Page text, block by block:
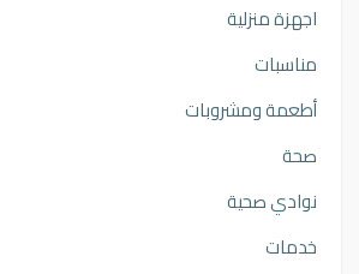
اجهزة منزلية
مناسبات
أطعمة ومشروبات
صحة
نوادي صحية
خدمات